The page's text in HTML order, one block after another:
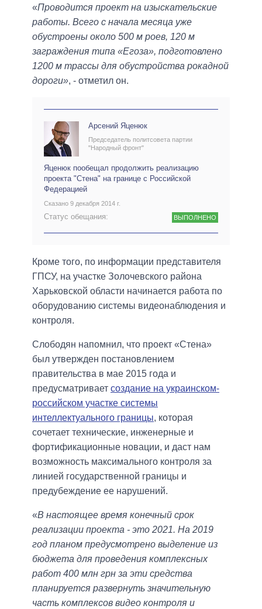
«Проводится проект на изыскательские
работы. Всего с начала месяца уже
обустроены около 500 м роев, 120 м
заграждения типа «Егоза», подготовлено
1200 м трассы для обустройства рокадной
дороги», - отметил он.
Арсений Яценюк
Председатель политсовета партии
"Народный фронт"
Яценюк пообещал продолжить реализацию
проекта "Стена" на границе с Российской
Федерацией
Сказано 9 декабря 2014 г.
Статус обещания: ВЫПОЛНЕНО
Кроме того, по информации представителя
ГПСУ, на участке Золочевского района
Харьковской области начинается работа по
оборудованию системы видеонаблюдения и
контроля.
Слободян напомнил, что проект «Стена»
был утвержден постановлением
правительства в мае 2015 года и
предусматривает создание на украинском-
российском участке системы
интеллектуального границы, которая
сочетает технические, инженерные и
фортификационные новации, и даст нам
возможность максимального контроля за
линией государственной границы и
предубеждение ее нарушений.
«В настоящее время конечный срок
реализации проекта - это 2021. На 2019
год планом предусмотрено выделение из
бюджета для проведения комплексных
работ 400 млн грн за эти средства
планируется развернуть значительную
часть комплексов видео контроля и